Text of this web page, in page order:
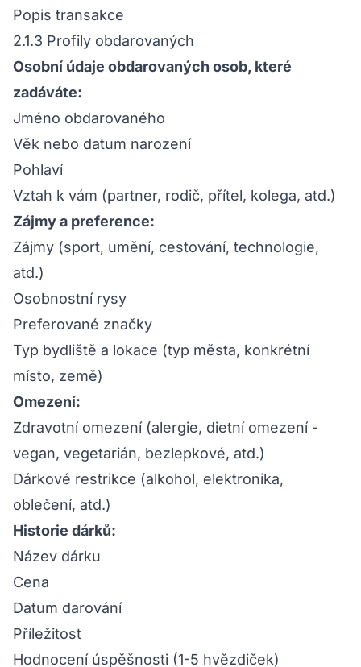
Popis transakce
2.1.3 Profily obdarovaných
Osobní údaje obdarovaných osob, které
zadáváte:
Jméno obdarovaného
Věk nebo datum narození
Pohlaví
Vztah k vám (partner, rodič, přítel, kolega, atd.)
Zájmy a preference:
Zájmy (sport, umění, cestování, technologie,
atd.)
Osobnostní rysy
Preferované značky
Typ bydliště a lokace (typ města, konkrétní
místo, země)
Omezení:
Zdravotní omezení (alergie, dietní omezení -
vegan, vegetarián, bezlepkové, atd.)
Dárkové restrikce (alkohol, elektronika,
oblečení, atd.)
Historie dárků:
Název dárku
Cena
Datum darování
Příležitost
Hodnocení úspěšnosti (1-5 hvězdiček)